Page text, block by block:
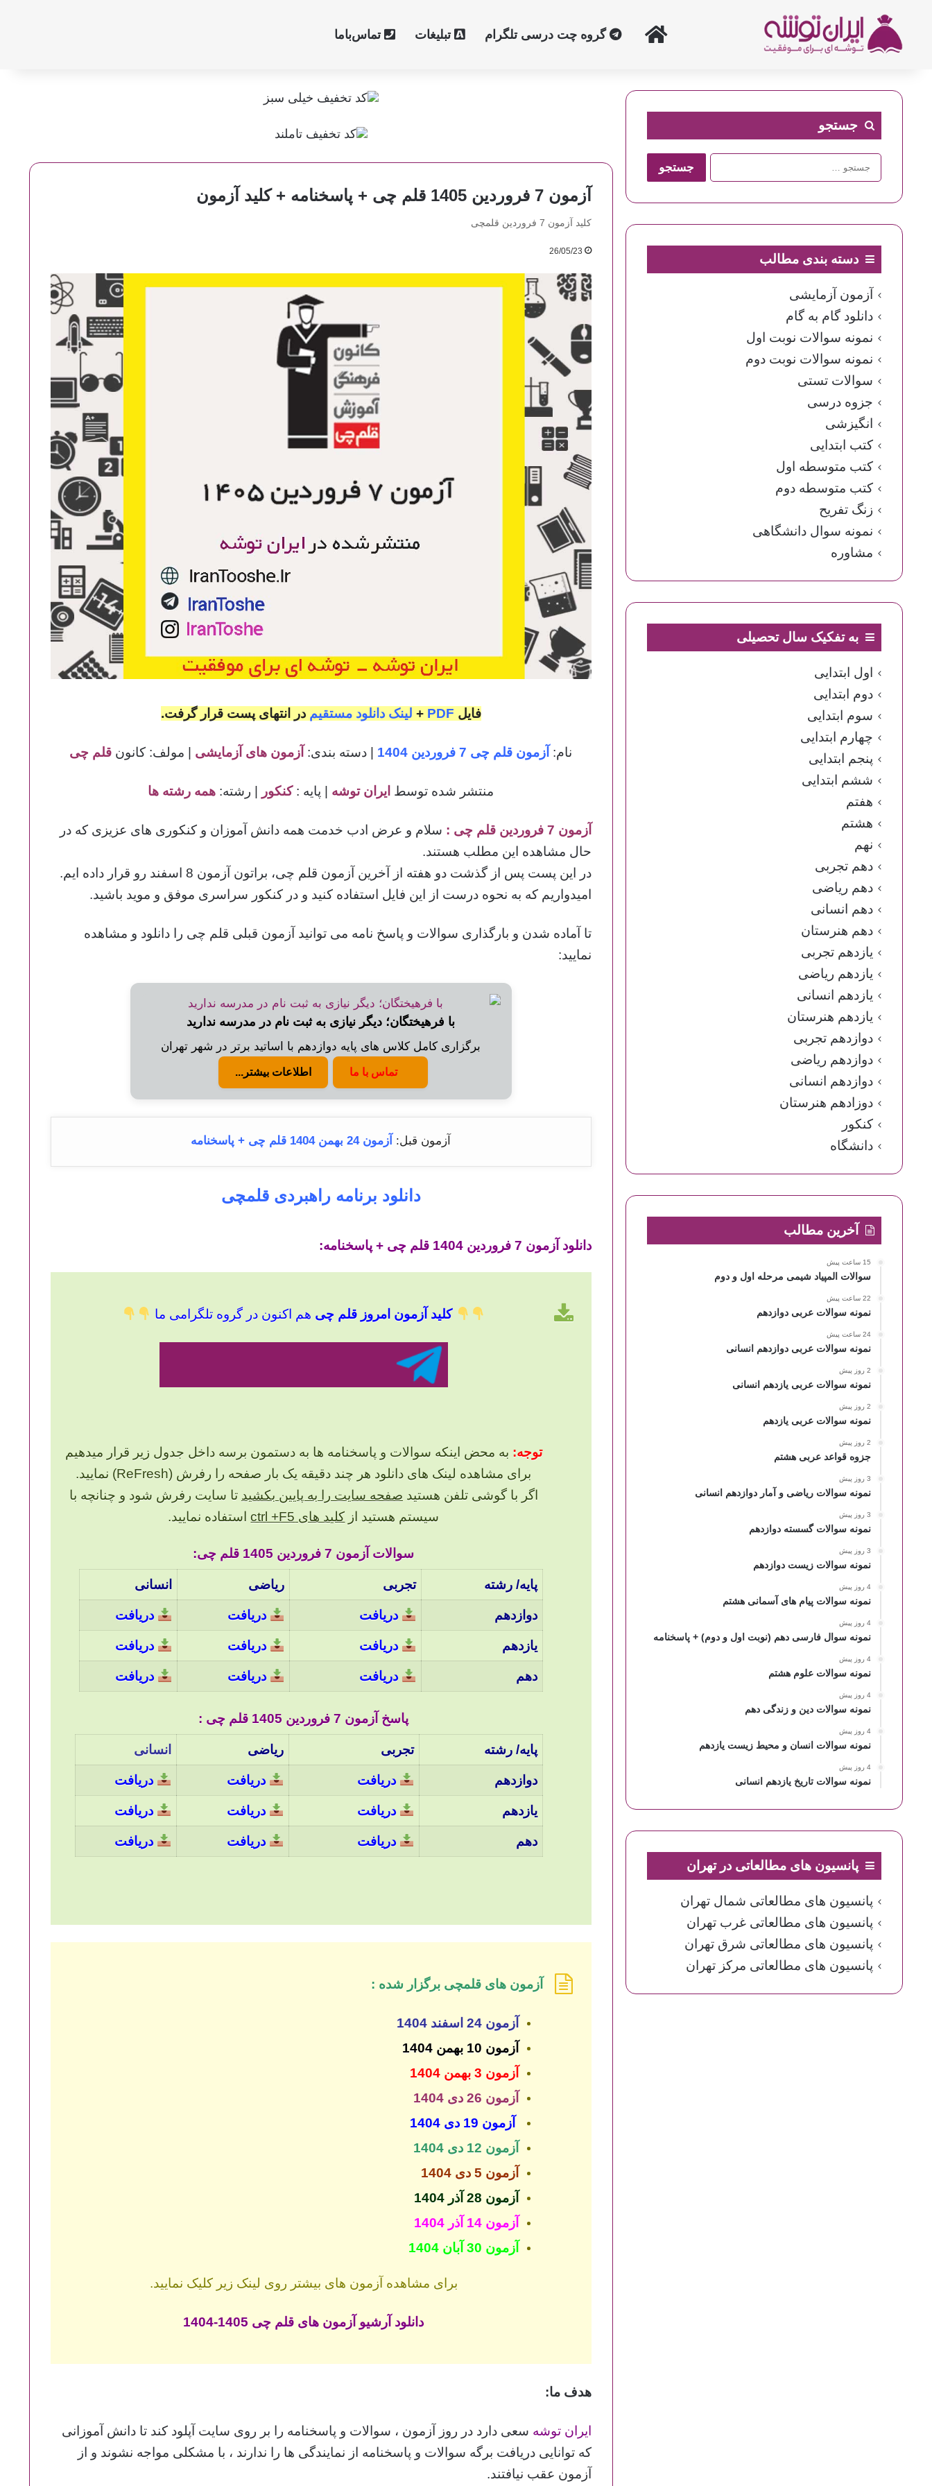
خانه گروه چت درسی تلگرام تبلیغات تماس‌با‌ما
آزمون 7 فروردین 1405 قلم چی + پاسخنامه + کلید آزمون
کلید آزمون 7 فروردین قلمچی
26/05/23
فایل PDF
+ لینک دانلود مستقیم در انتهای پست قرار گرفت.
نام: آزمون قلم چی 7 فروردین 1404 | دسته بندی: آزمون های آزمایشی | مولف: کانون قلم چی
منتشر شده توسط ایران توشه | پایه :کنکور | رشته: همه رشته ها
آزمون 7 فروردین قلم چی :
سلام و عرض ادب خدمت همه دانش آموزان و کنکوری های عزیزی که در
حال مشاهده این مطلب هستند.
در این پست پس از گذشت دو هفته از آخرین آزمون قلم چی، براتون آزمون 8 اسفند رو قرار داده ایم.
امیدواریم که به نحوه درست از این فایل استفاده کنید و در کنکور سراسری موفق و موید باشید.
تا آماده شدن و بارگذاری سوالات و پاسخ نامه می توانید آزمون قبلی قلم چی را دانلود و مشاهده
نمایید:
با فرهیختگان؛ دیگر نیازی به ثبت نام در مدرسه ندارید
برگزاری کامل کلاس های پایه دوازدهم با اساتید برتر در شهر تهران
تماس با ما اطلاعات بیشتر...
آزمون قبل: آزمون 24 بهمن 1404 قلم چی + پاسخنامه
دانلود برنامه راهبردی قلمچی
دانلود آزمون 7 فروردین 1404 قلم چی + پاسخنامه:
کلید آزمون امروز قلم چی هم اکنون در گروه تلگرامی ما
توجه: به محض اینکه سوالات و پاسخنامه ها به دستمون برسه داخل جدول زیر قرار میدهیم
برای مشاهده لینک های دانلود هر چند دقیقه یک بار صفحه را رفرش (ReFresh) نمایید.
اگر با گوشی تلفن هستید صفحه سایت را به پایین بکشید تا سایت رفرش شود و چنانچه با
سیستم هستید از کلید های ctrl +F5 استفاده نمایید.
سوالات آزمون 7 فروردین 1405 قلم چی:
پایه/ رشته تجربی ریاضی انسانی
دوازدهم دریافت دریافت دریافت
یازدهم دریافت دریافت دریافت
دهم دریافت دریافت دریافت
پاسخ آزمون 7 فروردین 1405 قلم چی :
پایه/ رشته تجربی ریاضی انسانی
دوازدهم دریافت دریافت دریافت
یازدهم دریافت دریافت دریافت
دهم دریافت دریافت دریافت
آزمون های قلمچی برگزار شده :
آزمون 24 اسفند 1404
آزمون 10 بهمن 1404
آزمون 3 بهمن 1404
آزمون 26 دی 1404
آزمون 19 دی 1404
آزمون 12 دی 1404
آزمون 5 دی 1404
آزمون 28 آذر 1404
آزمون 14 آذر 1404
آزمون 30 آبان 1404
برای مشاهده آزمون های بیشتر روی لینک زیر کلیک نمایید.
دانلود آرشیو آزمون های قلم چی 1405-1404
هدف ما:
ایران توشه سعی دارد در روز آزمون ، سوالات و پاسخنامه را بر روی سایت آپلود کند تا دانش آموزانی
که توانایی دریافت برگه سوالات و پاسخنامه از نمایندگی ها را ندارند ، با مشکلی مواجه نشوند و از
آزمون عقب نیافتند.
جستجو
جستجو
برای:
دسته بندی مطالب
آزمون آزمایشی
دانلود گام به گام
نمونه سوالات نوبت اول
نمونه سوالات نوبت دوم
سوالات تستی
جزوه درسی
انگیزشی
کتب ابتدایی
کتب متوسطه اول
کتب متوسطه دوم
زنگ تفریح
نمونه سوال دانشگاهی
مشاوره
به تفکیک سال تحصیلی
اول ابتدایی
دوم ابتدایی
سوم ابتدایی
چهارم ابتدایی
پنجم ابتدایی
ششم ابتدایی
هفتم
هشتم
نهم
دهم تجربی
دهم ریاضی
دهم انسانی
دهم هنرستان
یازدهم تجربی
یازدهم ریاضی
یازدهم انسانی
یازدهم هنرستان
دوازدهم تجربی
دوازدهم ریاضی
دوازدهم انسانی
دوزادهم هنرستان
کنکور
دانشگاه
آخرین مطالب
15 ساعت پیش
سوالات المپیاد شیمی مرحله اول و دوم
22 ساعت پیش
نمونه سوالات عربی دوازدهم
24 ساعت پیش
نمونه سوالات عربی دوازدهم انسانی
2 روز پیش
نمونه سوالات عربی یازدهم انسانی
2 روز پیش
نمونه سوالات عربی یازدهم
2 روز پیش
جزوه قواعد عربی هشتم
3 روز پیش
نمونه سوالات ریاضی و آمار دوازدهم انسانی
3 روز پیش
نمونه سوالات گسسته دوازدهم
3 روز پیش
نمونه سوالات زیست دوازدهم
4 روز پیش
نمونه سوالات پیام های آسمانی هشتم
4 روز پیش
نمونه سوال فارسی دهم (نوبت اول و دوم) + پاسخنامه
4 روز پیش
نمونه سوالات علوم هشتم
4 روز پیش
نمونه سوالات دین و زندگی دهم
4 روز پیش
نمونه سوالات انسان و محیط زیست یازدهم
4 روز پیش
نمونه سوالات تاریخ یازدهم انسانی
پانسیون های مطالعاتی در تهران
پانسیون های مطالعاتی شمال تهران
پانسیون های مطالعاتی غرب تهران
پانسیون های مطالعاتی شرق تهران
پانسیون های مطالعاتی مرکز تهران